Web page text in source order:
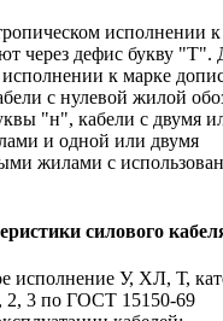
исполнении
через дефис букву "Т".
к марке
с нулевой жилой
"н", кабели с двумя
и одной или двумя
жилами с
силового
исполнение У, ХЛ, Т,
2, 3 по ГОСТ 15150-69